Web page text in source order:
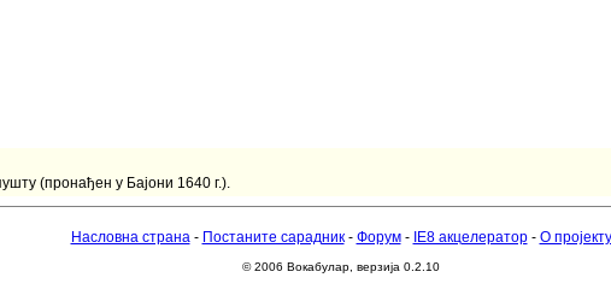
(пронађен у Бајони 1640 г.).
Насловна страна- Постаните сарадник- Форум- IE8 акцелератор- О пројекту
© 2006 Вокабулар, верзија 0.2.10